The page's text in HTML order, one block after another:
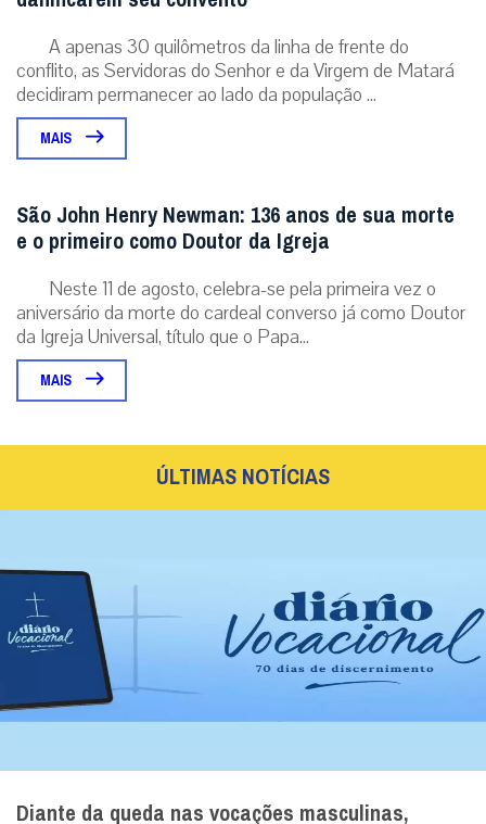
A apenas 30 quilômetros da linha de frente do
conflito, as Servidoras do Senhor e da Virgem de Matará
decidiram permanecer ao lado da população ...
MAIS
São John Henry Newman: 136 anos de sua morte
e o primeiro como Doutor da Igreja
Neste 11 de agosto, celebra-se pela primeira vez o
aniversário da morte do cardeal converso já como Doutor
da Igreja Universal, título que o Papa...
MAIS
ÚLTIMAS NOTÍCIAS
Diante da queda nas vocações masculinas,